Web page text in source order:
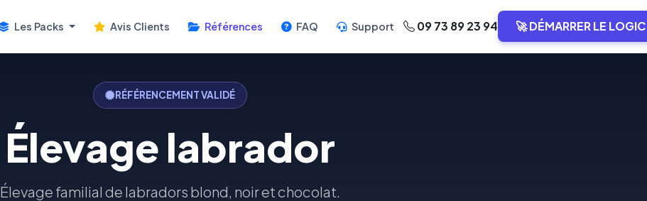
Les Packs Avis Clients Références FAQ Support 09 73 89 23 94 🚀 DÉMARRER LE
RÉFÉRENCEMENT VALIDÉ
Élevage labrador
Élevage familial de labradors blond, noir et chocolat.